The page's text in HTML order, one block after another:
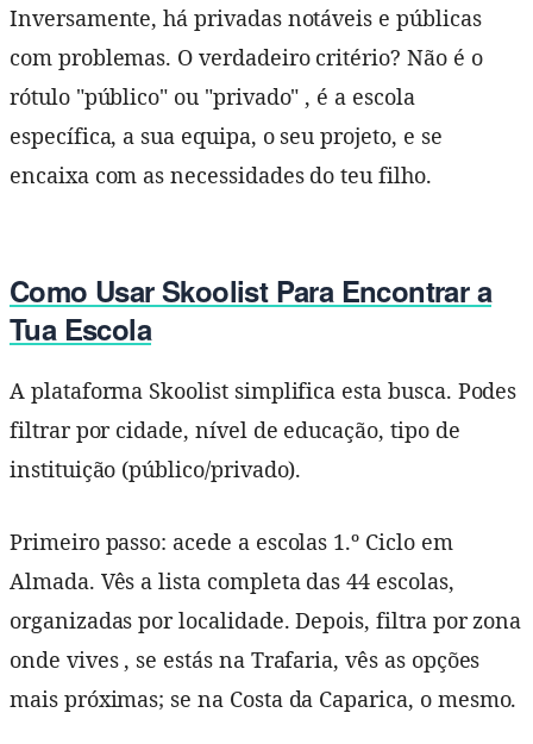
Inversamente, há privadas notáveis e públicas
com problemas. O verdadeiro critério? Não é o
rótulo "público" ou "privado" , é a escola
específica, a sua equipa, o seu projeto, e se
encaixa com as necessidades do teu filho.
Como Usar Skoolist Para Encontrar a
Tua Escola
A plataforma Skoolist simplifica esta busca. Podes
filtrar por cidade, nível de educação, tipo de
instituição (público/privado).
Primeiro passo: acede a escolas 1.º Ciclo em
Almada. Vês a lista completa das 44 escolas,
organizadas por localidade. Depois, filtra por zona
onde vives , se estás na Trafaria, vês as opções
mais próximas; se na Costa da Caparica, o mesmo.